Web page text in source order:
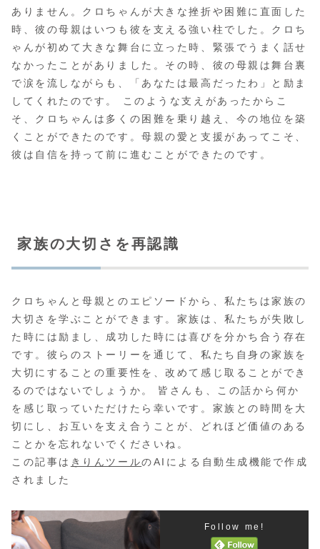
ありません。クロちゃんが大きな挫折や困難に直面した
時、彼の母親はいつも彼を支える強い柱でした。クロち
ゃんが初めて大きな舞台に立った時、緊張でうまく話せ
なかったことがありました。その時、彼の母親は舞台裏
で涙を流しながらも、「あなたは最高だったわ」と励ま
してくれたのです。 このような支えがあったからこ
そ、クロちゃんは多くの困難を乗り越え、今の地位を築
くことができたのです。母親の愛と支援があってこそ、
彼は自信を持って前に進むことができたのです。
家族の大切さを再認識
クロちゃんと母親とのエピソードから、私たちは家族の
大切さを学ぶことができます。家族は、私たちが失敗し
た時には励まし、成功した時には喜びを分かち合う存在
です。彼らのストーリーを通じて、私たち自身の家族を
大切にすることの重要性を、改めて感じ取ることができ
るのではないでしょうか。 皆さんも、この話から何か
を感じ取っていただけたら幸いです。家族との時間を大
切にし、お互いを支え合うことが、どれほど価値のある
ことかを忘れないでくださいね。
この記事は きりんツールのAIによる自動生成機能で作成
されました
Follow me!